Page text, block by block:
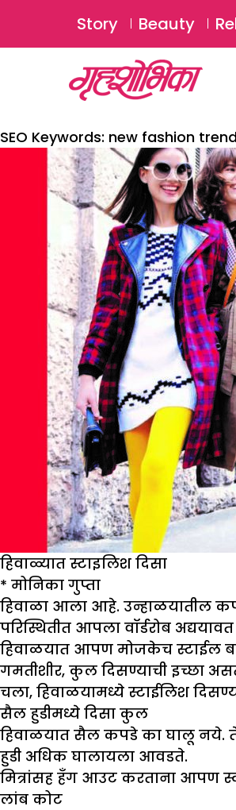
Story Beauty
SEO Keywords: new fashion
हिवाळ्यात स्टाइलिश दिसा
* मोनिका गुप्ता
हिवाळा आला आहे. उन्हाळयातील
परिस्थितीत आपला वॉर्डरोब
हिवाळयात आपण मोजकेच स्टाईल
गमतीशीर, कुल दिसण्याची इच्छा
चला, हिवाळयामध्ये स्टाईलिश
सैल हुडीमध्ये दिसा कुल
हिवाळयात सैल कपडे का घालू नये. ते
हुडी अधिक घालायला आवडते.
मित्रांसह हँग आउट करताना आपण
लांब कोट